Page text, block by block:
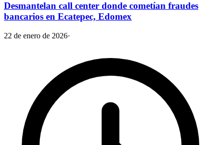
Desmantelan call center donde cometían fraudes
bancarios en Ecatepec, Edomex
22 de enero de 2026·